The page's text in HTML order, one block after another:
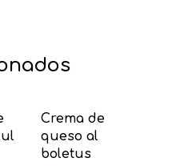
Añadir Al
Carrito
Crema de
queso al
boletus